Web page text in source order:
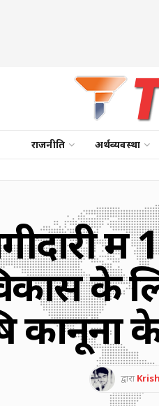
राजनीति अर्थव्यवस्था
के
कानूनों
द्वारा